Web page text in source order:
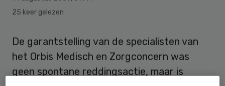
25 keer gelezen
De garantstelling van de specialisten van
het Orbis Medisch en Zorgconcern was
geen spontane reddingsactie, maar is